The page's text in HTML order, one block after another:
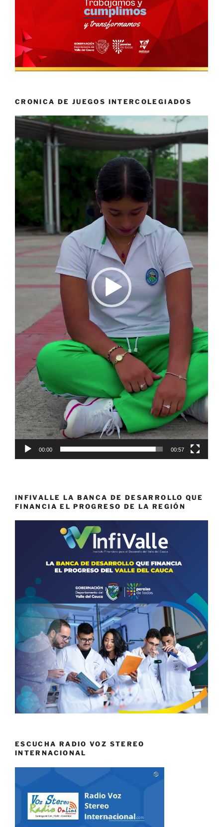
CRONICA DE JUEGOS INTERCOLEGIADOS
Reproductor
vídeo
00:00 00:57
INFIVALLE LA BANCA DE DESARROLLO QUE
FINANCIA EL PROGRESO DE LA REGIÓN
ESCUCHA RADIO VOZ STEREO
INTERNACIONAL